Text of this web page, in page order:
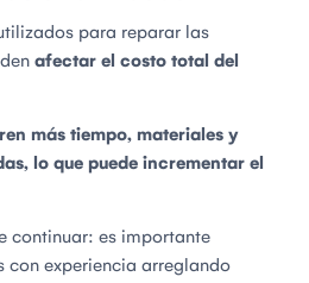
para reparar las
afectar el costo total del
más tiempo, materiales y
lo que puede incrementar el
continuar: es importante
experiencia arreglando